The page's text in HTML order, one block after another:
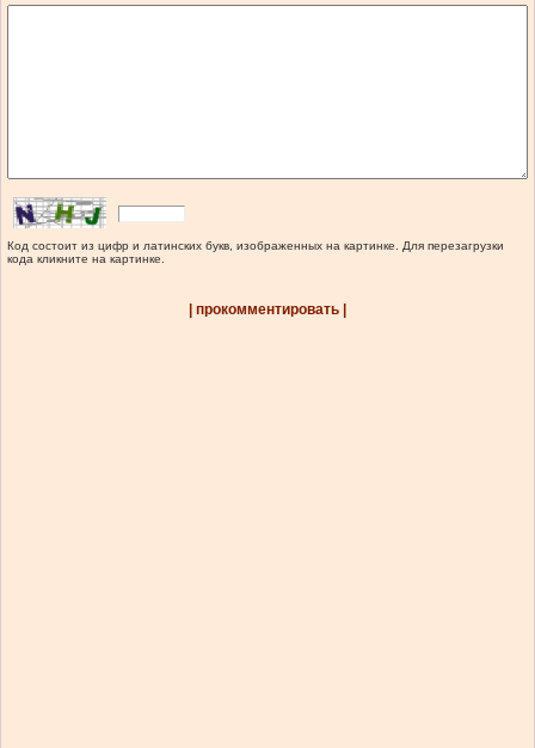
Код состоит из цифр и латинских букв, изображенных на картинке. Для перезагрузки
кода кликните на картинке.
| прокомментировать |